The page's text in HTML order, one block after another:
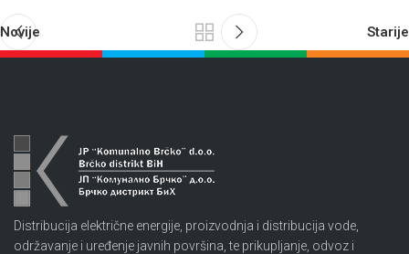
Novije Starije
Distribucija električne energije, proizvodnja i distribucija vode,
održavanje i uređenje javnih površina, te prikupljanje, odvoz i